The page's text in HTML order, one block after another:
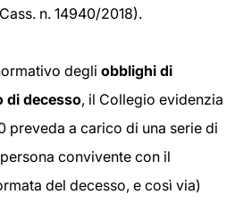
n. 14940/2018).
degli obblighi di
di decesso, il Collegio evidenzia
preveda a carico di una serie di
convivente con il
del decesso, e così via)